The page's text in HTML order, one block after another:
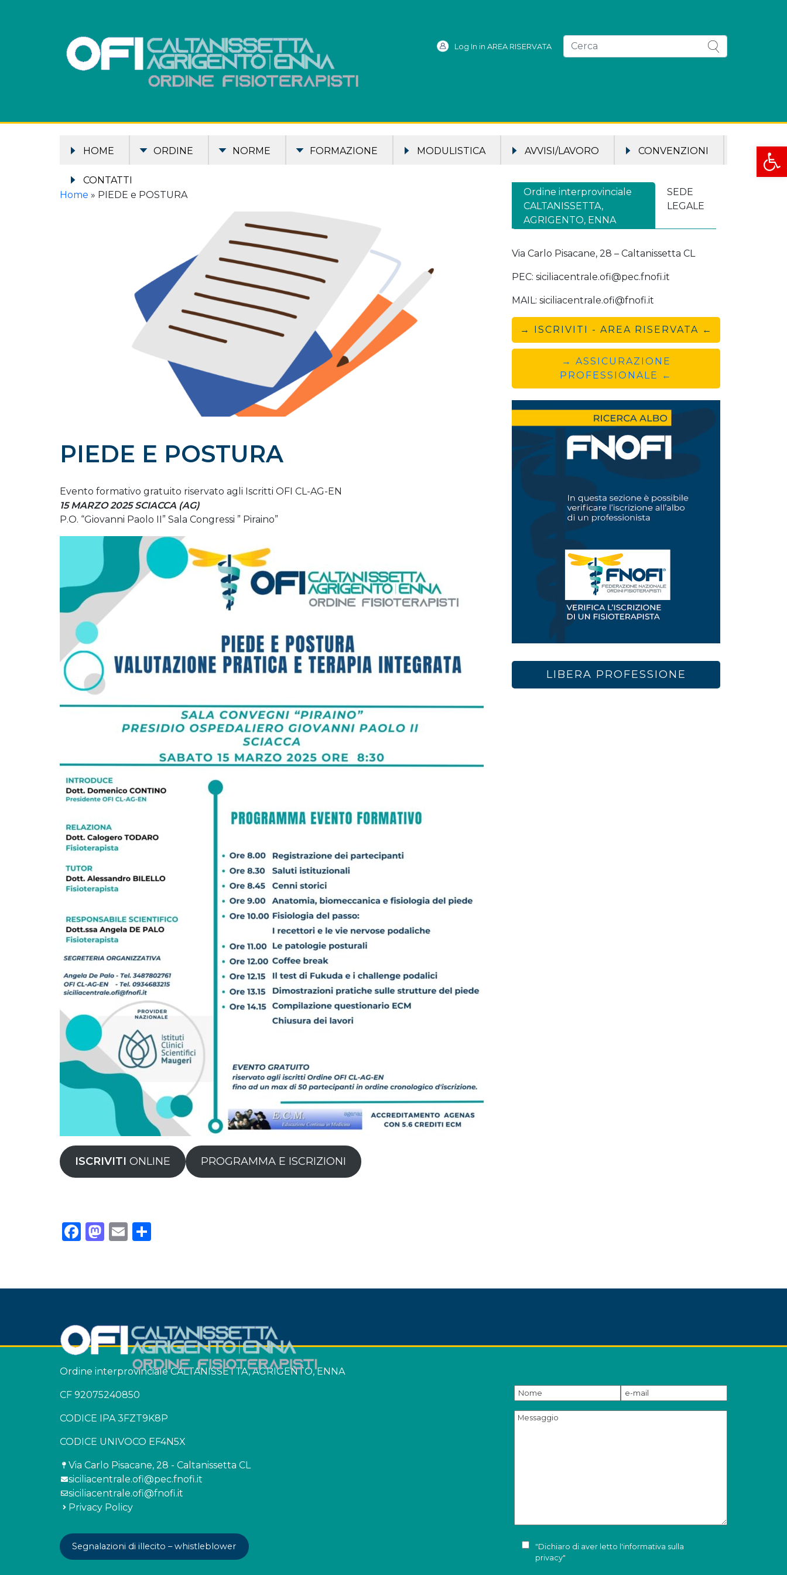
Apri
Log In in AREA RISERVATA
HOME ORDINE NORME FORMAZIONE MODULISTICA AVVISI/LAVORO CONVENZIONI
CONTATTI
Home » PIEDE e POSTURA
PIEDE E POSTURA
Evento formativo gratuito riservato agli Iscritti OFI CL-AG-EN
15 MARZO 2025 SCIACCA (AG)
P.O. “Giovanni Paolo II” Sala Congressi ” Piraino”
ISCRIVITI ONLINE PROGRAMMA E ISCRIZIONI
Facebook
Mastodon
Email
Ordine interprovinciale
CALTANISSETTA,
AGRIGENTO, ENNA
SEDE
LEGALE
Via Carlo Pisacane, 28 – Caltanissetta CL
PEC: siciliacentrale.ofi@pec.fnofi.it
MAIL: siciliacentrale.ofi@fnofi.it
→ ISCRIVITI - AREA RISERVATA ←
→ ASSICURAZIONE
PROFESSIONALE ←
LIBERA PROFESSIONE
Ordine interprovinciale CALTANISSETTA, AGRIGENTO, ENNA
CF 92075240850
CODICE IPA 3FZT9K8P
CODICE UNIVOCO EF4N5X
Via Carlo Pisacane, 28 - Caltanissetta CL
siciliacentrale.ofi@pec.fnofi.it
siciliacentrale.ofi@fnofi.it
Privacy Policy
Segnalazioni di illecito – whistleblower "Dichiaro di aver letto l'informativa sulla
privacy"